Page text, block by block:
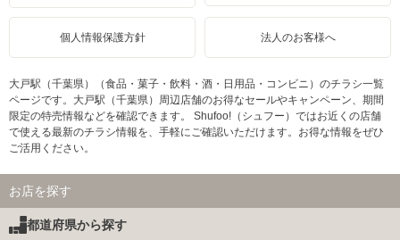
個人情報保護方針 法人のお客様へ
大戸駅（千葉県）（食品・菓子・飲料・酒・日用品・コンビニ）のチラシ一覧
ページです。大戸駅（千葉県）周辺店舗のお得なセールやキャンペーン、期間
限定の特売情報などを確認できます。 Shufoo!（シュフー）ではお近くの店舗
で使える最新のチラシ情報を、手軽にご確認いただけます。お得な情報をぜひ
ご活用ください。
お店を探す
都道府県から探す